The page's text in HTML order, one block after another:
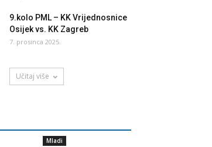
9.kolo PML – KK Vrijednosnice
Osijek vs. KK Zagreb
7. prosinca 2025.
Učitaj više
Mladi